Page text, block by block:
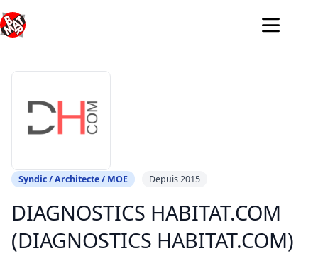
au
contenu
Syndic / Architecte / MOE Depuis 2015
DIAGNOSTICS HABITAT.COM
(DIAGNOSTICS HABITAT.COM)